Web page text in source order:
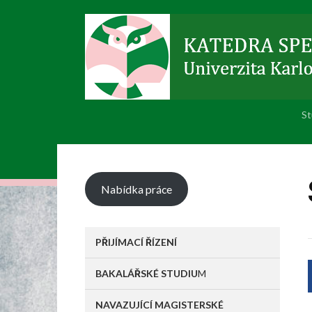
Nabídka práce
PŘIJÍMACÍ ŘÍZENÍ
BAKALÁŘSKÉ STUDIUM
NAVAZUJÍCÍ MAGISTERSKÉ